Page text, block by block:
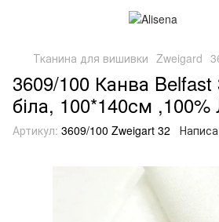
Тканина для вишивки Zweigard
3609/100 Канва Belfast
біла, 100*140см
Артикул: 3609/100 Zweigart 32